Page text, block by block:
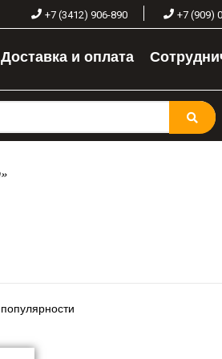
+7 (3412) 906-890 +7 (909)
Доставка и оплата